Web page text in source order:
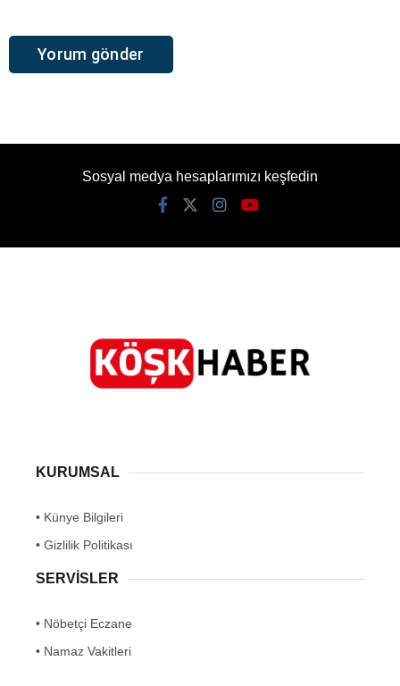
Sosyal medya hesaplarımızı keşfedin
KURUMSAL
• Künye Bilgileri
• Gizlilik Politikası
SERVİSLER
• Nöbetçi Eczane
• Namaz Vakitleri